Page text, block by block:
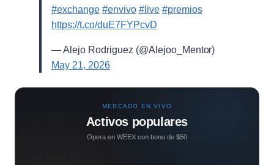
#exchange #envivo #live #premios
https://t.co/duE7FYPcvD
— Alejo Rodriguez (@Alejoo_Mentor)
May 21, 2026
MERCADO EN VIVO
Activos populares
Opera en WEEX con bono de $50